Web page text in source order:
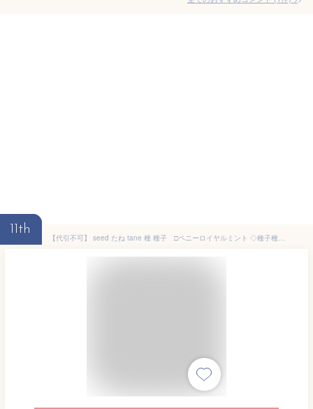
11th
【代引不可】 seed たね tane 種 種子 □ペニーロイヤルミント ◇種子種子 ハーブ 種ペニーロイヤルミント種子種子 ハーブ 種 seed たね tane 種 種子ペニーロイヤルミント種子種子 ハーブ 種